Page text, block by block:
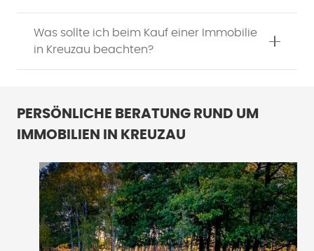
Was sollte ich beim Kauf einer Immobilie
in Kreuzau beachten?
PERSÖNLICHE BERATUNG RUND UM
IMMOBILIEN IN KREUZAU